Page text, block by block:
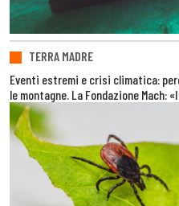
TERRA MADRE
Eventi estremi e crisi climatica:
le montagne. La Fondazione Mach: